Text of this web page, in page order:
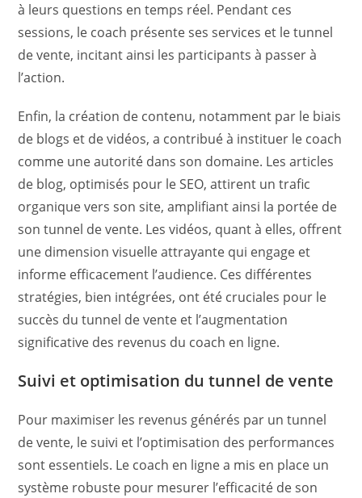
à leurs questions en temps réel. Pendant ces
sessions, le coach présente ses services et le tunnel
de vente, incitant ainsi les participants à passer à
l’action.
Enfin, la création de contenu, notamment par le biais
de blogs et de vidéos, a contribué à instituer le coach
comme une autorité dans son domaine. Les articles
de blog, optimisés pour le SEO, attirent un trafic
organique vers son site, amplifiant ainsi la portée de
son tunnel de vente. Les vidéos, quant à elles, offrent
une dimension visuelle attrayante qui engage et
informe efficacement l’audience. Ces différentes
stratégies, bien intégrées, ont été cruciales pour le
succès du tunnel de vente et l’augmentation
significative des revenus du coach en ligne.
Suivi et optimisation du tunnel de vente
Pour maximiser les revenus générés par un tunnel
de vente, le suivi et l’optimisation des performances
sont essentiels. Le coach en ligne a mis en place un
système robuste pour mesurer l’efficacité de son